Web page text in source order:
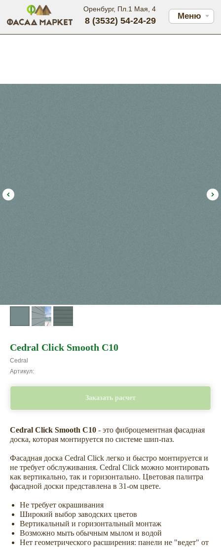
Меню
Оренбург, Пл.1 Мая, 4
8 (3532) 54-24-29
Cedral Click Smooth C10
Cedral
Артикул:
Заказать расчет
Cedral Click Smooth C10 - это фиброцементная фасадная
доска, которая монтируется по системе шип-паз.
Фасадная доска Cedral Click легко и быстро монтируется и
не требует обслуживания. Сedral Click можно монтировать
как вертикально, так и горизонтально. Цветовая палитра
фасадной доски представлена в 31-ом цвете.
Не требует окрашивания
Широкий выбор заводских цветов
Вертикальный и горизонтальный монтаж
Возможно мыть обычным мылом и водой
Нет геометрического расширения: панели не "ведет" от